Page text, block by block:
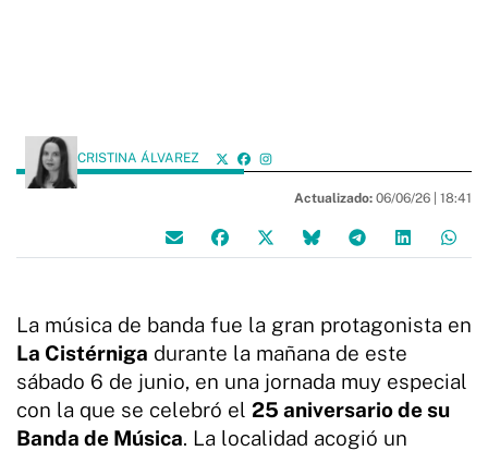
CRISTINA ÁLVAREZ
Actualizado: 06/06/26 | 18:41
La música de banda fue la gran protagonista en
La Cistérniga durante la mañana de este
sábado 6 de junio, en una jornada muy especial
con la que se celebró el 25 aniversario de su
Banda de Música. La localidad acogió un